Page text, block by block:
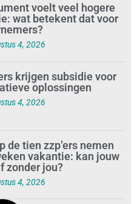
voelt veel hogere
wat betekent dat voor
4, 2026
krijgen subsidie voor
oplossingen
4, 2026
de tien zzp’ers nemen
vakantie: kan jouw
zonder jou?
4, 2026